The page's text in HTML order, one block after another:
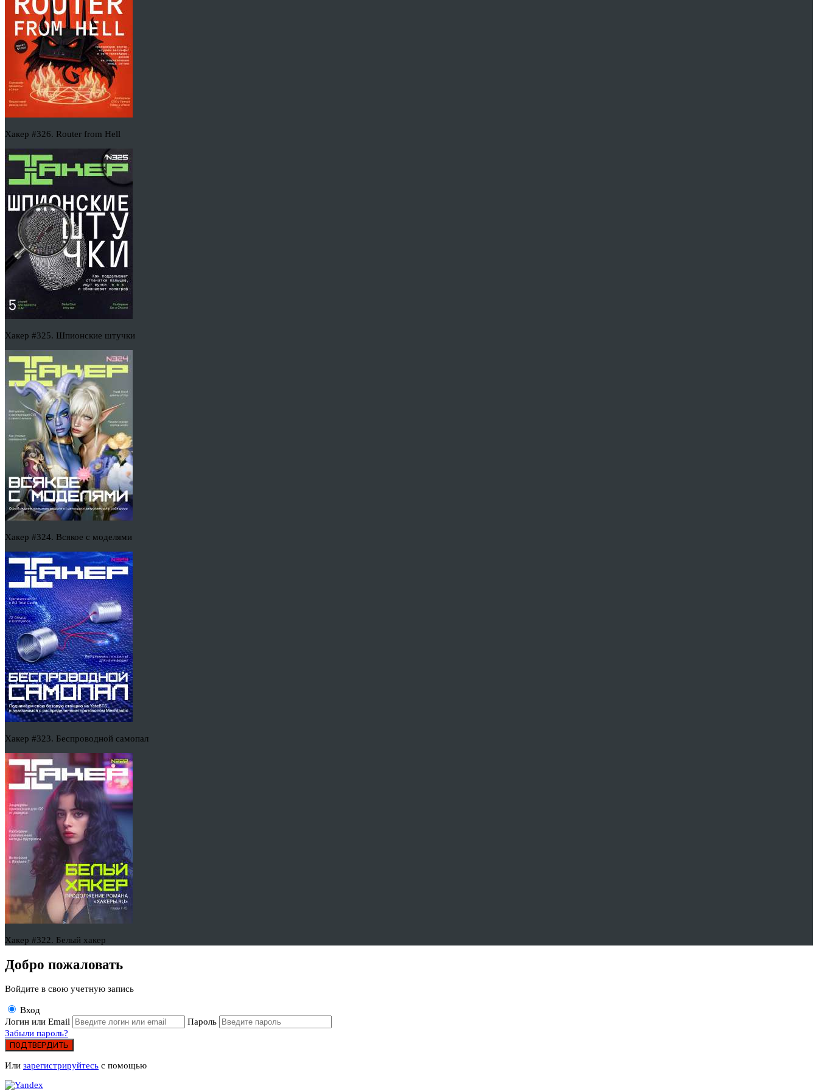
Хакер #326. Router from Hell
Хакер #325. Шпионские штучки
Хакер #324. Всякое с моделями
Хакер #323. Беспроводной самопал
Хакер #322. Белый хакер
Добро пожаловать
Войдите в свою учетную запись
Вход
Логин или Email
Пароль
Забыли пароль?
ПОДТВЕРДИТЬ
Или зарегистрируйтесь с помощью